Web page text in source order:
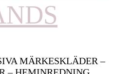
MÄRKESKLÄDER –